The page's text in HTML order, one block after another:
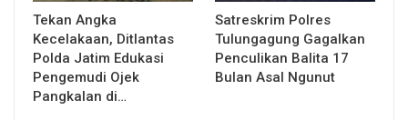
Tekan Angka
Kecelakaan, Ditlantas
Polda Jatim Edukasi
Pengemudi Ojek
Pangkalan di…
Satreskrim Polres
Tulungagung Gagalkan
Penculikan Balita 17
Bulan Asal Ngunut